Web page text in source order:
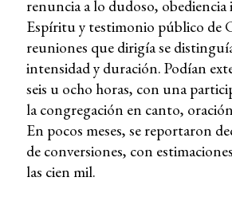
renuncia a lo dudoso, obediencia
Espíritu y testimonio público de
reuniones que dirigía se
intensidad y duración. Podían
seis u ocho horas, con una
la congregación en canto,
En pocos meses, se reportaron
de conversiones, con
las cien mil.